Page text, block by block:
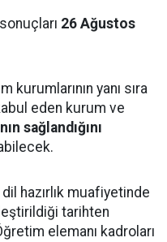
26 Ağustos
kurumlarının yanı sıra
eden kurum ve
sağlandığını
hazırlık muafiyetinde
tarihten
elemanı kadroları